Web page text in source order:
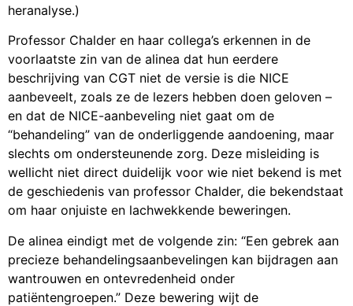
heranalyse.)
Professor Chalder en haar collega’s erkennen in de
voorlaatste zin van de alinea dat hun eerdere
beschrijving van CGT niet de versie is die NICE
aanbeveelt, zoals ze de lezers hebben doen geloven –
en dat de NICE-aanbeveling niet gaat om de
“behandeling” van de onderliggende aandoening, maar
slechts om ondersteunende zorg. Deze misleiding is
wellicht niet direct duidelijk voor wie niet bekend is met
de geschiedenis van professor Chalder, die bekendstaat
om haar onjuiste en lachwekkende beweringen.
De alinea eindigt met de volgende zin: “Een gebrek aan
precieze behandelingsaanbevelingen kan bijdragen aan
wantrouwen en ontevredenheid onder
patiëntengroepen.” Deze bewering wijt de